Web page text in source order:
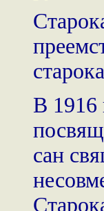
В 1916
сан